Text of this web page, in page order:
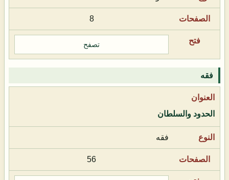
8
تصفح
فقه
الحدود والسلطان
فقه
56